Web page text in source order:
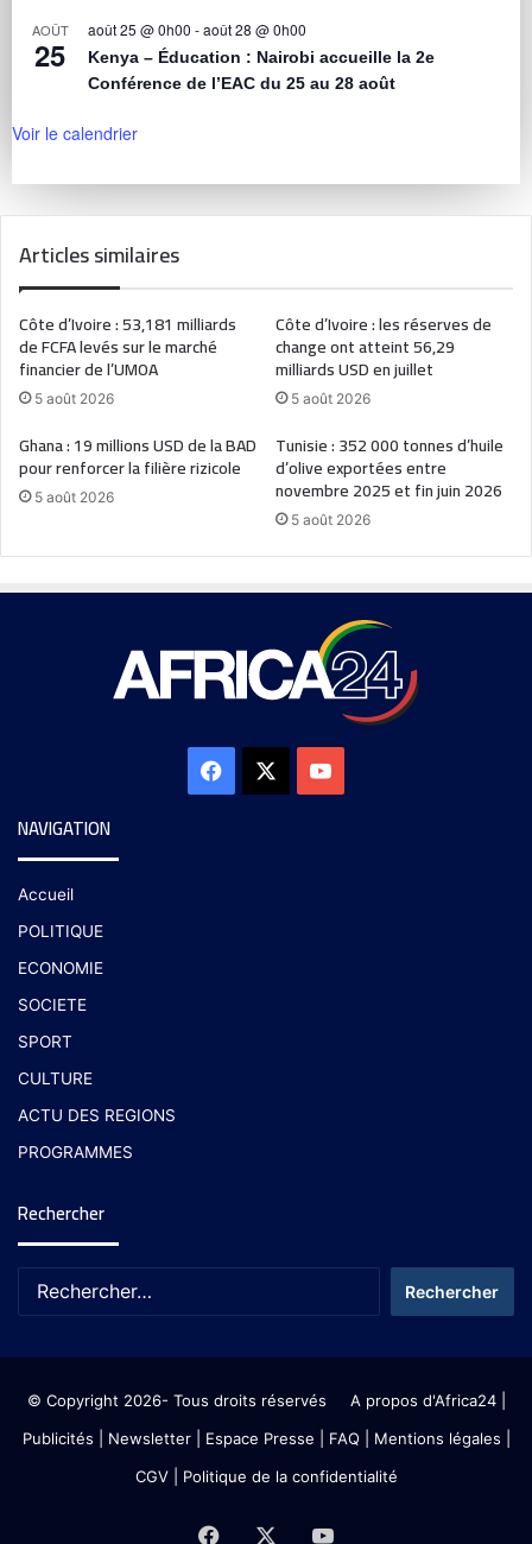
AOÛT
25
août 25 @ 0h00 -août 28 @ 0h00
Kenya – Éducation : Nairobi accueille la 2e
Conférence de l’EAC du 25 au 28 août
Voir le calendrier
Articles similaires
Côte d’Ivoire : 53,181 milliards
de FCFA levés sur le marché
financier de l’UMOA
5 août 2026
Côte d’Ivoire : les réserves de
change ont atteint 56,29
milliards USD en juillet
5 août 2026
Ghana : 19 millions USD de la BAD
pour renforcer la filière rizicole
5 août 2026
Tunisie : 352 000 tonnes d’huile
d’olive exportées entre
novembre 2025 et fin juin 2026
5 août 2026
NAVIGATION
Accueil
POLITIQUE
ECONOMIE
SOCIETE
SPORT
CULTURE
ACTU DES REGIONS
PROGRAMMES
Rechercher
© Copyright 2026- Tous droits réservés A propos d'Africa24|
Publicités
Newsletter| Espace Presse | FAQ | Mentions légales
CGV| Politique de la confidentialité